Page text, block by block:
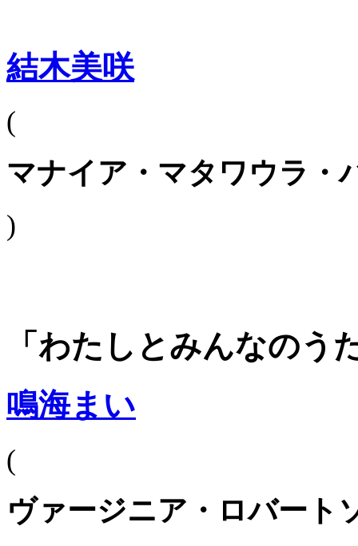
結木美咲
(
マナイア・マタワウラ・
)
「わたしとみんなのう
鳴海まい
(
ヴァージニア・ロバート